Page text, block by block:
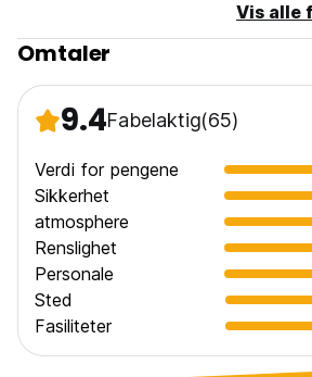
Vis alle
Omtaler
9.4Fabelaktig(65)
Verdi for pengene
Sikkerhet
atmosphere
Renslighet
Personale
Sted
Fasiliteter